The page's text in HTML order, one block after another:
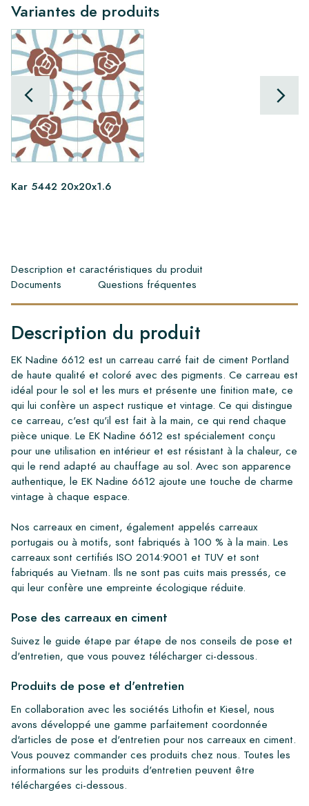
Variantes de produits
Kar 5442 20x20x1.6
Description et caractéristiques du produit
Documents
Questions fréquentes
Description du produit
EK Nadine 6612 est un carreau carré fait de ciment Portland
de haute qualité et coloré avec des pigments. Ce carreau est
idéal pour le sol et les murs et présente une finition mate, ce
qui lui confère un aspect rustique et vintage. Ce qui distingue
ce carreau, c'est qu'il est fait à la main, ce qui rend chaque
pièce unique. Le EK Nadine 6612 est spécialement conçu
pour une utilisation en intérieur et est résistant à la chaleur, ce
qui le rend adapté au chauffage au sol. Avec son apparence
authentique, le EK Nadine 6612 ajoute une touche de charme
vintage à chaque espace.
Nos carreaux en ciment, également appelés carreaux
portugais ou à motifs, sont fabriqués à 100 % à la main. Les
carreaux sont certifiés ISO 2014:9001 et TUV et sont
fabriqués au Vietnam. Ils ne sont pas cuits mais pressés, ce
qui leur confère une empreinte écologique réduite.
Pose des carreaux en ciment
Suivez le guide étape par étape de nos conseils de pose et
d'entretien, que vous pouvez télécharger ci-dessous.
Produits de pose et d'entretien
En collaboration avec les sociétés Lithofin et Kiesel, nous
avons développé une gamme parfaitement coordonnée
d'articles de pose et d'entretien pour nos carreaux en ciment.
Vous pouvez commander ces produits chez nous. Toutes les
informations sur les produits d'entretien peuvent être
téléchargées ci-dessous.